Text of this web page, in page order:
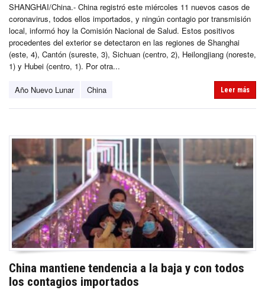
SHANGHAI/China.- China registró este miércoles 11 nuevos casos de
coronavirus, todos ellos importados, y ningún contagio por transmisión
local, informó hoy la Comisión Nacional de Salud. Estos positivos
procedentes del exterior se detectaron en las regiones de Shanghai
(este, 4), Cantón (sureste, 3), Sichuan (centro, 2), Heilongjiang (noreste,
1) y Hubei (centro, 1). Por otra...
Año Nuevo Lunar China Leer más
China mantiene tendencia a la baja y con todos
los contagios importados